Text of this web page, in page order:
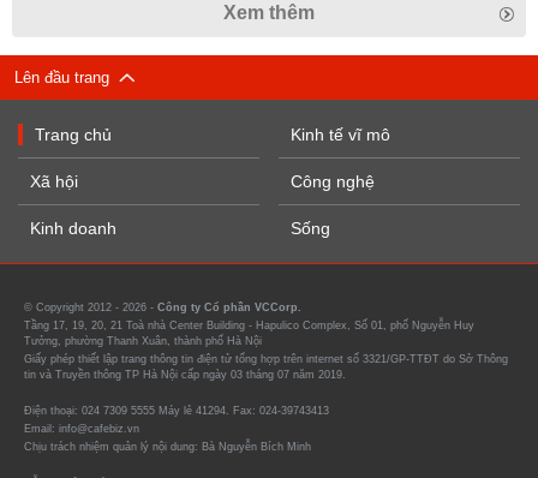
Xem thêm
Lên đầu trang
Trang chủ
Xã hội
Kinh doanh
Kinh tế vĩ mô
Công nghệ
Sống
© Copyright 2012 - 2026 - Công ty Cổ phần VCCorp.
Tầng 17, 19, 20, 21 Toà nhà Center Building - Hapulico Complex, Số 01, phố Nguyễn Huy
Tưởng, phường Thanh Xuân, thành phố Hà Nội
Giấy phép thiết lập trang thông tin điện tử tổng hợp trên internet số 3321/GP-TTĐT do Sở Thông
tin và Truyền thông TP Hà Nội cấp ngày 03 tháng 07 năm 2019.
Điện thoại: 024 7309 5555 Máy lẻ 41294. Fax: 024-39743413
Email: info@cafebiz.vn
Chịu trách nhiệm quản lý nội dung: Bà Nguyễn Bích Minh